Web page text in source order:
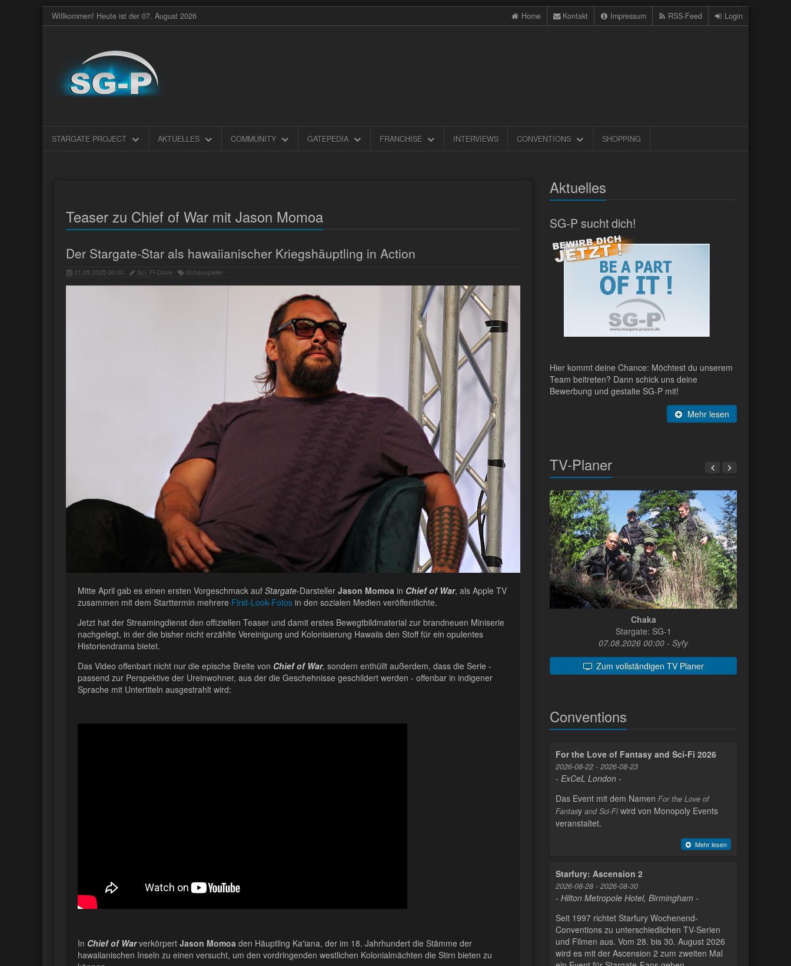
Willkommen! Heute ist der 07. August 2026 Home Kontakt Impressum RSS-Feed Login
STARGATE PROJECT AKTUELLES COMMUNITY GATEPEDIA FRANCHISE INTERVIEWS CONVENTIONS SHOPPING
Teaser zu Chief of War mit Jason Momoa
Der Stargate-Star als hawaiianischer Kriegshäuptling in Action
21.05.2025 00:00 · Sci_Fi-Dave · Schauspieler
Mitte April gab es einen ersten Vorgeschmack auf Stargate-Darsteller Jason Momoa in Chief of War, als Apple TV
zusammen mit dem Starttermin mehrere First-Look-Fotos in den sozialen Medien veröffentlichte.
Jetzt hat der Streamingdienst den offiziellen Teaser und damit erstes Bewegtbildmaterial zur brandneuen Miniserie
nachgelegt, in der die bisher nicht erzählte Vereinigung und Kolonisierung Hawaiis den Stoff für ein opulentes
Historiendrama bietet.
Das Video offenbart nicht nur die epische Breite von Chief of War, sondern enthüllt außerdem, dass die Serie -
passend zur Perspektive der Ureinwohner, aus der die Geschehnisse geschildert werden - offenbar in indigener
Sprache mit Untertiteln ausgestrahlt wird:
In Chief of Warverkörpert Jason Momoa den Häuptling Ka'iana, der im 18. Jahrhundert die Stämme der
hawaiianischen Inseln zu einen versucht, um den vordringenden westlichen Kolonialmächten die Stirn bieten zu
Aktuelles
SG-P sucht dich!
Hier kommt deine Chance: Möchtest du unserem
Team beitreten? Dann schick uns deine
Bewerbung und gestalte SG-P mit!
Mehr lesen
TV-Planer
Chaka
Stargate: SG-1
07.08.2026 00:00 - Syfy
Zum vollständigen TV Planer
Conventions
For the Love of Fantasy and Sci-Fi 2026
2026-08-22 - 2026-08-23
- ExCeL London -
Das Event mit dem Namen For the Love of
Fantasy and Sci-Fi wird von Monopoly Events
veranstaltet.
Mehr lesen
Starfury: Ascension 2
2026-08-28 - 2026-08-30
- Hilton Metropole Hotel, Birmingham -
Seit 1997 richtet Starfury Wochenend-
Conventions zu unterschiedlichen TV-Serien
und Filmen aus. Vom 28. bis 30. August 2026
wird es mit der Ascension 2 zum zweiten Mal